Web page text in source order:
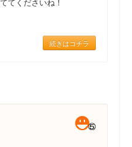
続きはコチラ